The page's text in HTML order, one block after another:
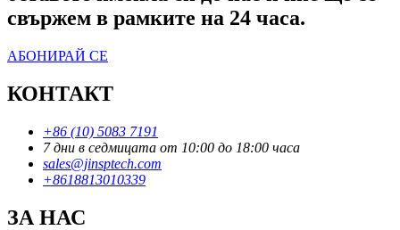
свържем в рамките на 24 часа.
АБОНИРАЙ СЕ
КОНТАКТ
+86 (10) 5083 7191
7 дни в седмицата от 10:00 до 18:00 часа
sales@jinsptech.com
+8618813010339
ЗА НАС